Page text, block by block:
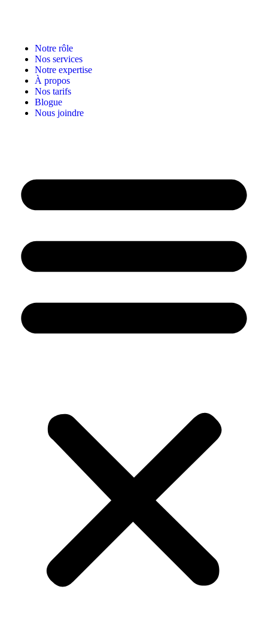
Notre rôle
Nos services
Notre expertise
À propos
Nos tarifs
Blogue
Nous joindre